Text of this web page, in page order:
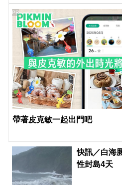
帶著皮克敏一起出門吧
PR
快訊／白海
性封島4天